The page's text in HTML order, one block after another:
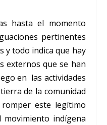
hasta el momento
pertinentes
y todo indica que hay
externos que se han
en las actividades
de la comunidad
este legítimo
indígena